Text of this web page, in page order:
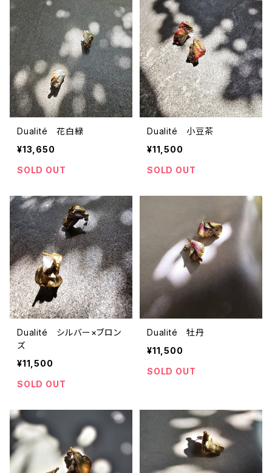
Dualité 花白緑
¥13,650
SOLD OUT
Dualité 小豆茶
¥11,500
SOLD OUT
Dualité シルバー×ブロン
ズ
¥11,500
SOLD OUT
Dualité 牡丹
¥11,500
SOLD OUT